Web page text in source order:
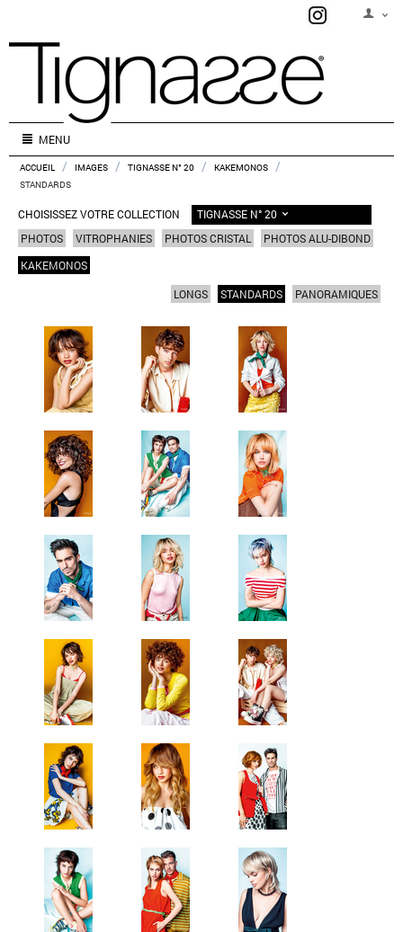
MENU
ACCUEIL / IMAGES / TIGNASSE N° 20 / KAKEMONOS /
STANDARDS
CHOISISSEZ VOTRE COLLECTION
TIGNASSE N° 20
PHOTOS
VITROPHANIES PHOTOS CRISTAL
PHOTOS ALU-DIBOND
KAKEMONOS
LONGS
STANDARDS PANORAMIQUES